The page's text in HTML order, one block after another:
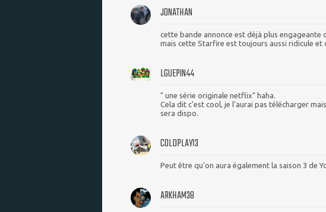
JONATHAN
cette bande annonce est déjà plus engageante
mais cette Starfire est toujours aussi ridicule et
LGUEPIN44
" une série originale netflix" haha.
Cela dit c'est cool, je l'aurai pas télécharger
sera dispo.
COLDPLAY13
Peut être qu'on aura également la saison 3 de
ARKHAM38